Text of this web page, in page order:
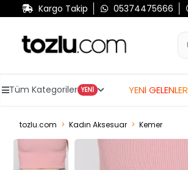
Kargo Takip 05374475666
Tüm Kategoriler YENİ YENİ GELENLER
tozlu.com Kadın Aksesuar Kemer